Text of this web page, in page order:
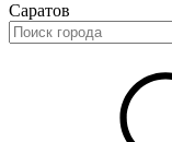
Саратов